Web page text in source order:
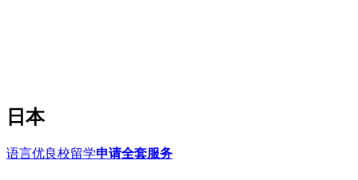
日本
语言优良校留学申请全套服务